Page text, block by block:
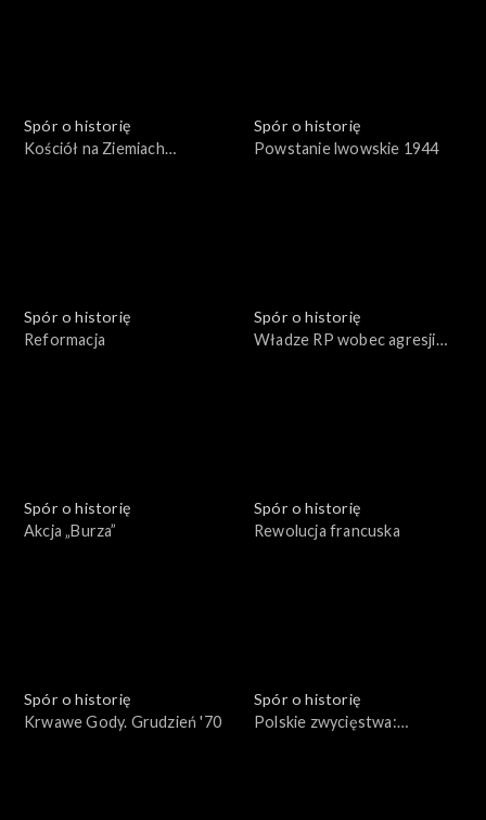
Spór o historię
Kościół na Ziemiach
Spór o historię
Powstanie lwowskie 1944
Spór o historię
Reformacja
Spór o historię
Władze RP wobec agresji
Spór o historię
Akcja „Burza”
Spór o historię
Rewolucja francuska
Spór o historię
Krwawe Gody. Grudzień '70
Spór o historię
Polskie zwycięstwa: